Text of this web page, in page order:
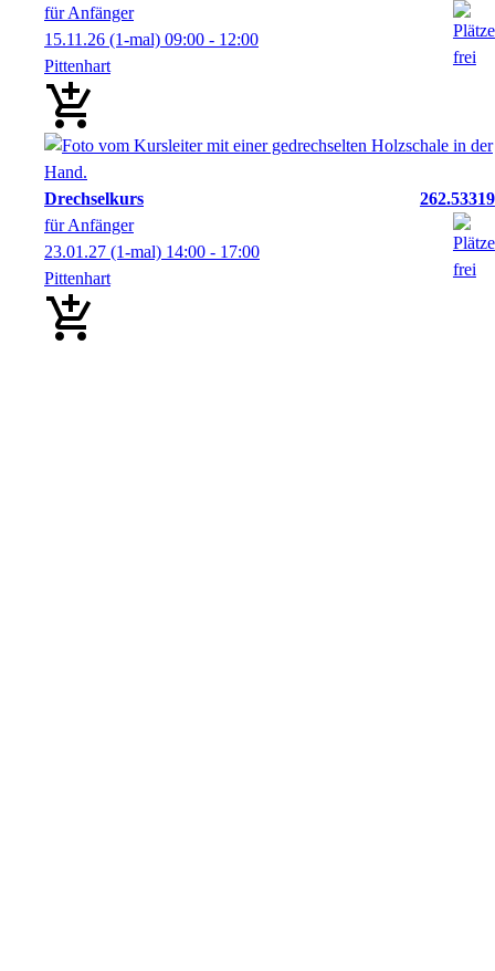
für Anfänger
15.11.26 (1-mal) 09:00 - 12:00
Pittenhart
Drechselkurs
262.53319
für Anfänger
23.01.27 (1-mal) 14:00 - 17:00
Pittenhart